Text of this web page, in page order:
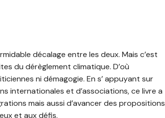
décalage entre les deux. Mais c’est
du dérèglement climatique. D’où
ni démagogie. En s’ appuyant sur
internationales et d’associations, ce livre a
mais aussi d’avancer des propositions
et aux défis.